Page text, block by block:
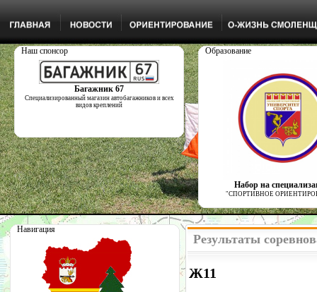
Наш спонсор
Багажник 67
Специализированный магазин автобагажников и всех
видов креплений
Образование
Набор на
"СПОРТИВНОЕ
Навигация
Результаты
Ж11